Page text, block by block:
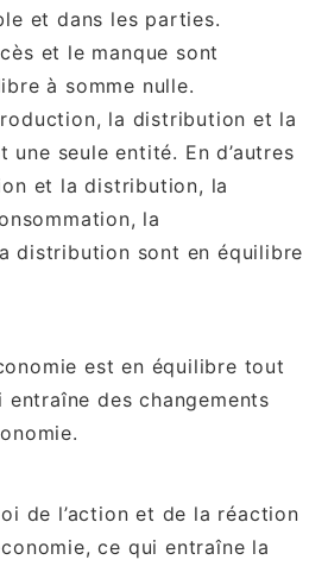
et dans les parties.
et le manque sont
à somme nulle.
la distribution et la
une seule entité. En d’autres
et la distribution, la
la
distribution sont en équilibre
est en équilibre tout
des changements
de l’action et de la réaction
ce qui entraîne la